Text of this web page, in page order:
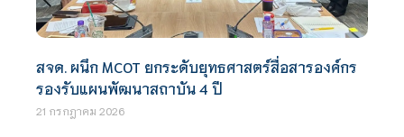
สจด. ผนึก MCOT ยกระดับยุทธศาสตร์สื่อสารองค์กร
รองรับแผนพัฒนาสถาบัน 4 ปี
21 กรกฎาคม 2026